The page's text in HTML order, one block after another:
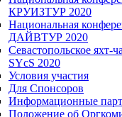
КРУИЗТУР 2020
Национальная
ДАЙВТУР 2020
Севастопольское яхт-
SYcS 2020
Условия участия
Для Спонсоров
Информационные
Положение об